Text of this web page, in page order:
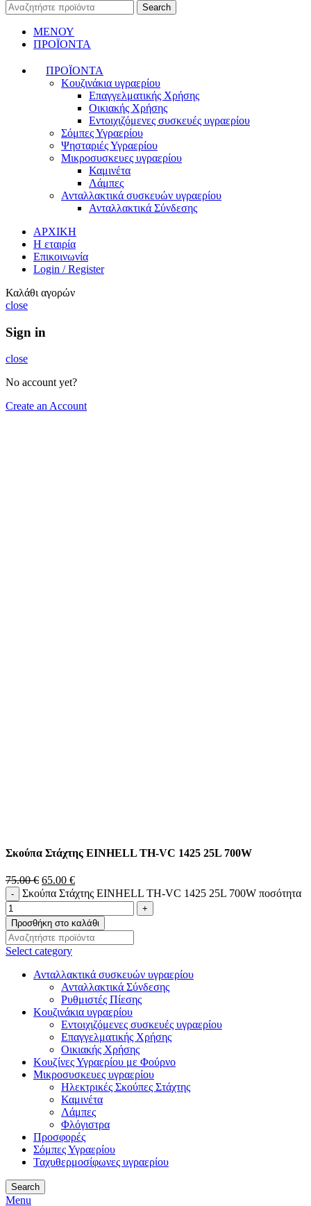
Search
ΜΕΝΟΥ
ΠΡΟΪΟΝΤΑ
ΠΡΟΪΟΝΤΑ
Κουζινάκια υγραερίου
Επαγγελματικής Χρήσης
Οικιακής Χρήσης
Εντοιχιζόμενες συσκευές υγραερίου
Σόμπες Υγραερίου
Ψησταριές Υγραερίου
Μικροσυσκευες υγραερίου
Καμινέτα
Λάμπες
Ανταλλακτικά συσκευών υγραερίου
Ανταλλακτικά Σύνδεσης
ΑΡΧΙΚΗ
Η εταιρία
Επικοινωνία
Login / Register
Καλάθι αγορών
close
Sign in
close
No account yet?
Create an Account
Σκούπα Στάχτης ΕΙΝΗΕLL TH-VC 1425 25L 700W
75.00€ 65.00 €
Σκούπα Στάχτης ΕΙΝΗΕLL TH-VC 1425 25L 700W ποσότητα
Προσθήκη στο καλάθι
Select category
Ανταλλακτικά συσκευών υγραερίου
Ανταλλακτικά Σύνδεσης
Ρυθμιστές Πίεσης
Κουζινάκια υγραερίου
Εντοιχιζόμενες συσκευές υγραερίου
Επαγγελματικής Χρήσης
Οικιακής Χρήσης
Κουζίνες Υγραερίου με Φούρνο
Μικροσυσκευες υγραερίου
Ηλεκτρικές Σκούπες Στάχτης
Καμινέτα
Λάμπες
Φλόγιστρα
Προσφορές
Σόμπες Υγραερίου
Ταχυθερμοσίφωνες υγραερίου
Search
Menu